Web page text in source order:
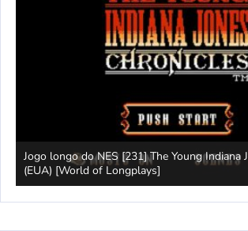
Jogo longo do NES [231] The Young Indiana
(EUA) [World of Longplays]